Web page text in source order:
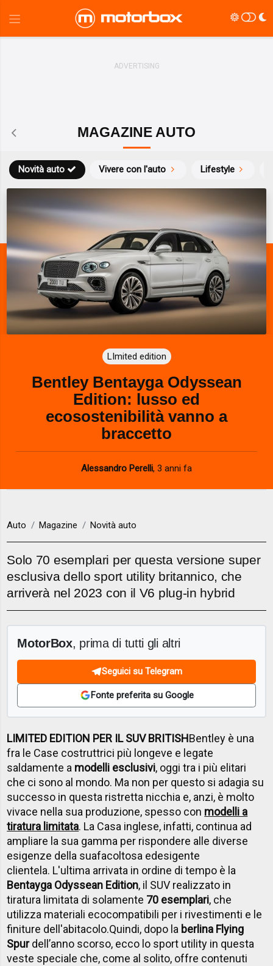
MAGAZINE AUTO
Novità auto Vivere con l'auto Lifestyle
LImited edition
Bentley Bentayga Odyssean
Edition: lusso ed
ecosostenibilità vanno a
braccetto
Alessandro Perelli, 3 anni fa
Auto Magazine Novità auto
Solo 70 esemplari per questa versione super
esclusiva dello sport utility britannico, che
arriverà nel 2023 con il V6 plug-in hybrid
MotorBox, prima di tutti gli altri
Seguici su Telegram
Fonte preferita su Google
LIMITED EDITION PER IL SUV BRITISHBentley è una
fra le Case costruttrici più longeve e legate
saldamente a modelli esclusivi, oggi tra i più elitari
che ci sono al mondo. Ma non per questo si adagia su
successo in questa ristretta nicchia e, anzi, è molto
vivace nella sua produzione, spesso con modelli a
tiratura limitata. La Casa inglese, infatti, continua ad
ampliare la sua gamma per rispondere alle diverse
esigenze della suafacoltosa edesigente
clientela. L'ultima arrivata in ordine di tempo è la
Bentayga Odyssean Edition, il SUV realizzato in
tiratura limitata di solamente 70 esemplari, che
utilizza materiali ecocompatibili per i rivestimenti e le
finiture dell'abitacolo.Quindi, dopo la berlina Flying
Spurdell’anno scorso, ecco lo sport utility in questa
veste speciale che, come al solito, offre contenuti